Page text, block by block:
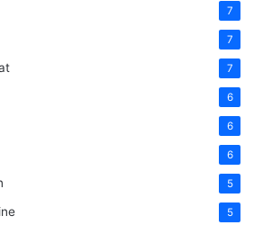
7
7
7
6
6
6
5
5